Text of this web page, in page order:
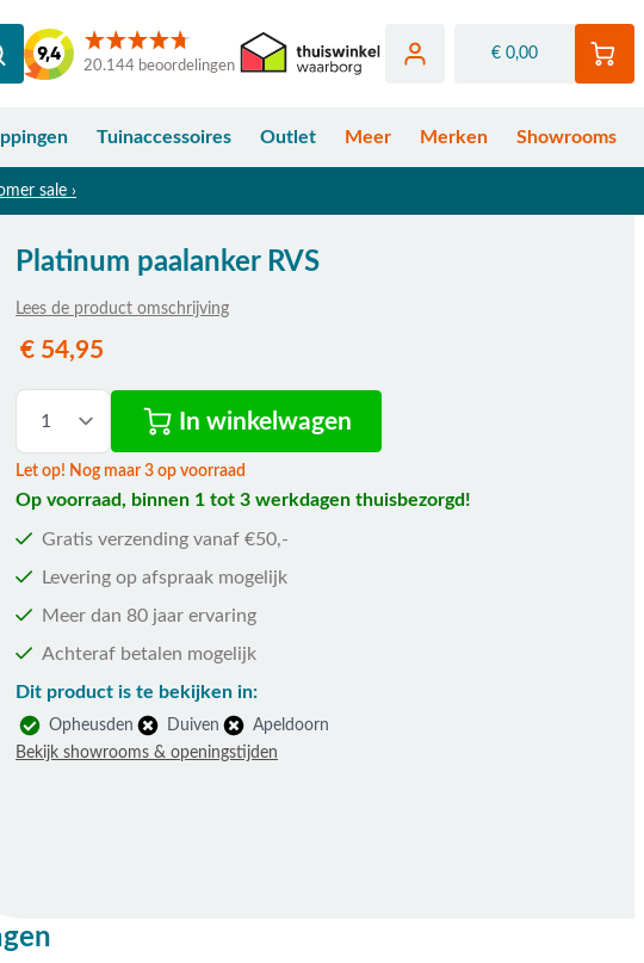
20.144 beoordelingen
€ 0,00
Tuinaccessoires Outlet Meer Merken Showrooms
sale ›
Platinum paalanker RVS
Lees de product omschrijving
€ 54,95
In winkelwagen
Let op! Nog maar 3 op voorraad
Op voorraad, binnen 1 tot 3 werkdagen thuisbezorgd!
Gratis verzending vanaf €50,-
Levering op afspraak mogelijk
Meer dan 80 jaar ervaring
Achteraf betalen mogelijk
Dit product is te bekijken in:
Opheusden Duiven
Apeldoorn
Bekijk showrooms & openingstijden